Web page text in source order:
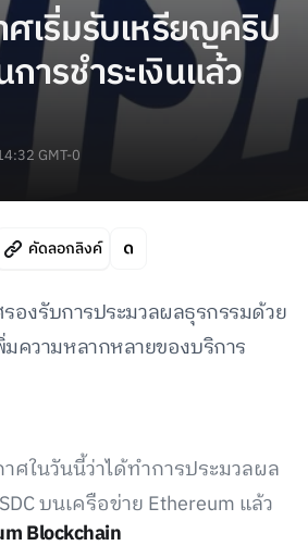
ศเริ่มรับเหรียญคริป
การชำระเงินแล้ว
GMT-0
คัดลอกลิงค์
องรับการประมวลผลธุรกรรมด้วย
มความหลากหลายของบริการ
ศในวันนี้ว่าได้ทำการประมวลผล
บนเครือข่าย Ethereum แล้ว
Blockchain